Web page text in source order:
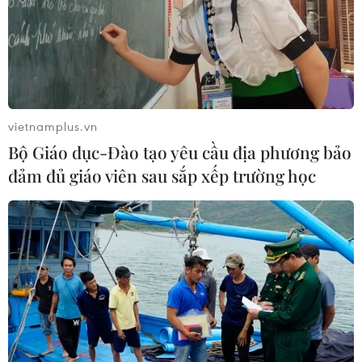
sở hữu
10/08/2026 10:28
Sầu riêng Việt Nam trước cơ hội mở rộng thị
trường xuất khẩu
10/08/2026 09:52
vietnamplus.vn
Bộ Giáo dục-Đào tạo yêu cầu địa phương bảo
đảm đủ giáo viên sau sắp xếp trường học